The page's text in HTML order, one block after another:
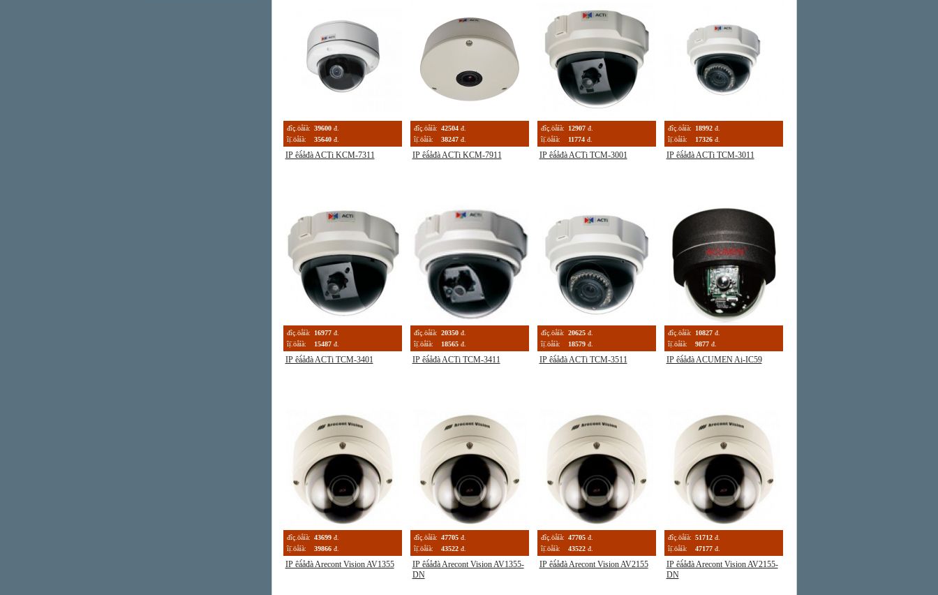
đîç.öåíà: 39600 đ.
îị̈.öåíà:
35640 đ.
IP êà́åđà ACTi KCM-7311
đîç.öåíà: 42504 đ.
îị̈.öåíà:
38247 đ.
IP êà́åđà ACTi KCM-7911
đîç.öåíà: 12907 đ.
îị̈.öåíà:
11774 đ.
IP êà́åđà ACTi TCM-3001
đîç.öåíà: 18992 đ.
îị̈.öåíà:
17326 đ.
IP êà́åđà ACTi TCM-3011
đîç.öåíà: 16977 đ.
îị̈.öåíà:
15487 đ.
IP êà́åđà ACTi TCM-3401
đîç.öåíà: 20350 đ.
îị̈.öåíà:
18565 đ.
IP êà́åđà ACTi TCM-3411
đîç.öåíà: 20625 đ.
îị̈.öåíà:
18579 đ.
IP êà́åđà ACTi TCM-3511
đîç.öåíà: 10827 đ.
îị̈.öåíà:
9877 đ.
IP êà́åđà ACUMEN Ai-IC59
đîç.öåíà: 43699 đ.
îị̈.öåíà:
39866 đ.
IP êà́åđà Arecont Vision AV1355
đîç.öåíà: 47705 đ.
îị̈.öåíà:
43522 đ.
IP êà́åđà Arecont Vision AV1355-
DN
đîç.öåíà: 47705 đ.
îị̈.öåíà:
43522 đ.
IP êà́åđà Arecont Vision AV2155
đîç.öåíà: 51712 đ.
îị̈.öåíà:
47177 đ.
IP êà́åđà Arecont Vision AV2155-
DN